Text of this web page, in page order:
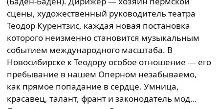
сцены, художественный руководитель театра
Теодор Курентзис, каждая новая постановка
которого неизменно становится музыкальным
событием международного масштаба. В
Новосибирске к Теодору особое отношение — его
пребывание в нашем Оперном незабываемо,
как прямое попадание в сердце. Умница,
красавец, талант, франт и законодатель мод…